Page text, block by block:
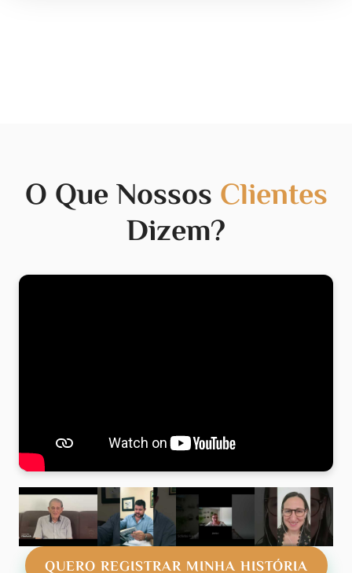
O Que Nossos Clientes
Dizem?
QUERO REGISTRAR MINHA HISTÓRIA